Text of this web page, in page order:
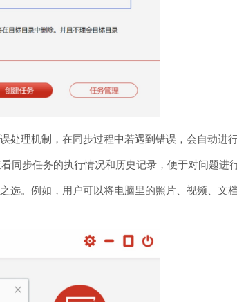
处理机制，在同步过程中若遇到错误，会自动进
同步任务的执行情况和历史记录，便于对问题进
选。例如，用户可以将电脑里的照片、视频、文